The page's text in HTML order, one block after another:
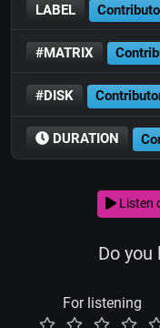
LABEL
#MATRIX
#DISK
DURATION
Listen
Do
For listening